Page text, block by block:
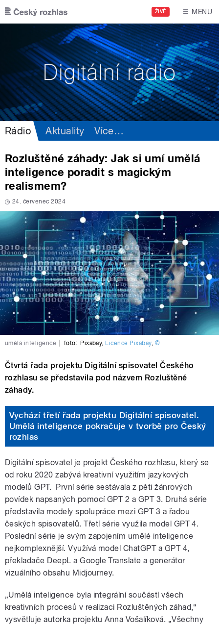
Přejít k hlavnímu obsahu
ŽIVĚ MENU
Rádio Aktuality Více…
Rozluštěné záhady: Jak si umí umělá
inteligence poradit s magickým
realismem?
24. červenec 2024
umělá inteligence foto: Pixabay, Licence Pixabay, ©
Čtvrtá řada projektu Digitální spisovatel Českého
rozhlasu se představila pod názvem Rozluštěné
záhady.
Vychází třetí řada projektu Digitální spisovatel.
Umělá inteligence pokračuje v tvorbě pro Český
rozhlas
Digitální spisovatel je projekt Českého rozhlasu, který se
od roku 2020 zabývá kreativní využitím jazykových
modelů GPT. První série sestávala z pěti žánrových
povídek napsaných pomocí GPT 2 a GPT 3. Druhá série
představila modely spolupráce mezi GPT 3 a řadou
českých spisovatelů. Třetí série využila model GPT 4.
Poslední série je svým zapojením umělé inteligence
nejkomplexnější. Využívá model ChatGPT a GPT 4,
překladače DeepL a Google Translate a generátor
vizuálního obsahu Midjourney.
„Umělá inteligence byla integrální součástí všech
kreativních procesů v realizaci Rozluštěných záhad,“
vysvětluje autorka projektu Anna Vošalíková. „Všechny